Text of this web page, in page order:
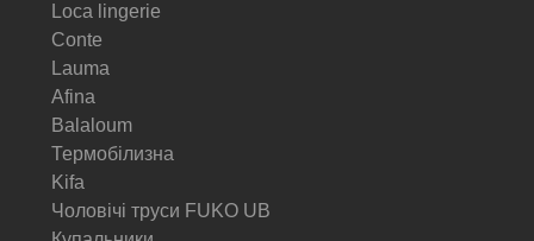
Loca lingerie
Conte
Lauma
Afina
Balaloum
Термобілизна
Kifa
Чоловічі труси FUKO UB